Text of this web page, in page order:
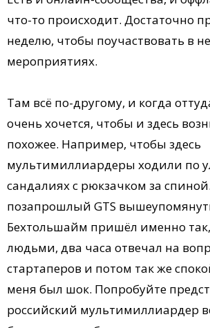
что-то происходит. Достаточно
неделю, чтобы поучаствовать в
мероприятиях.
Там всё по-другому, и когда
очень хочется, чтобы и здесь
похожее. Например, чтобы здесь
мультимиллиардеры ходили по
сандалиях с рюкзачком за
позапрошлый GTS
Бехтольшайм пришёл именно
людьми, два часа отвечал на
стартаперов и потом так же
меня был шок. Попробуйте
российский мультимиллиардер